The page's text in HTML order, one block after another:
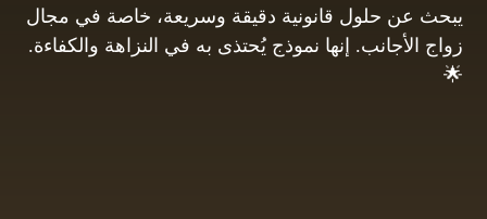
يبحث عن حلول قانونية دقيقة وسريعة، خاصة في مجال
زواج الأجانب. إنها نموذج يُحتذى به في النزاهة والكفاءة.
🌟